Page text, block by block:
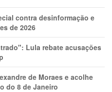
contra desinformação e
de 2026
Lula rebate acusações
de Moraes e acolhe
do 8 de Janeiro